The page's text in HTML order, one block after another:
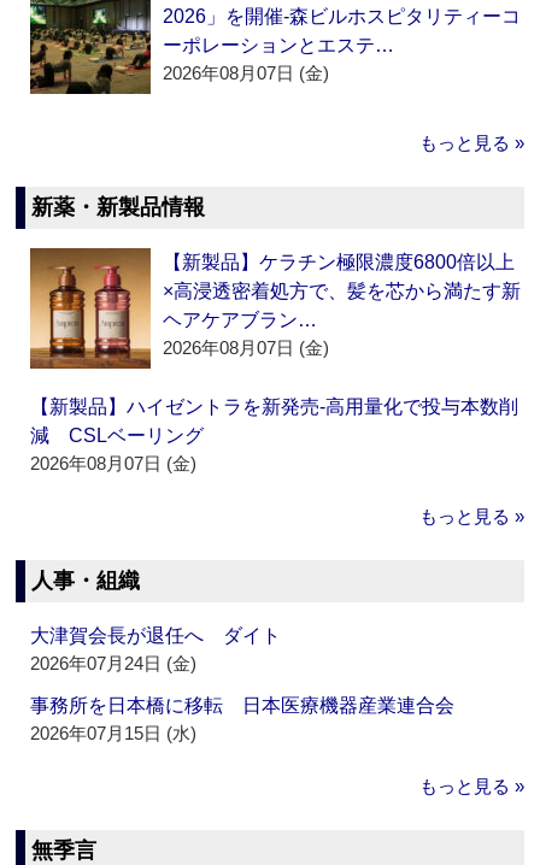
2026」を開催‐森ビルホスピタリティーコ
ーポレーションとエステ…
2026年08月07日 (金)
もっと見る »
新薬・新製品情報
【新製品】ケラチン極限濃度6800倍以上
×高浸透密着処方で、髪を芯から満たす新
ヘアケアブラン…
2026年08月07日 (金)
【新製品】ハイゼントラを新発売‐高用量化で投与本数削
減 CSLベーリング
2026年08月07日 (金)
もっと見る »
人事・組織
大津賀会長が退任へ ダイト
2026年07月24日 (金)
事務所を日本橋に移転 日本医療機器産業連合会
2026年07月15日 (水)
もっと見る »
無季言